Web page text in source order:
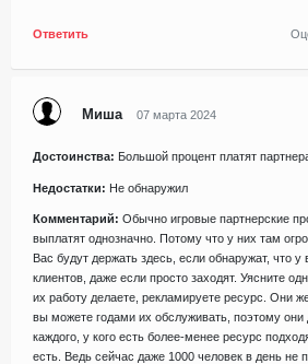
Ответить
Миша 07 марта 2024
Достоинства: Большой процент платят
Недостатки: Не обнаружил
Комментарий: Обычно игровые партнерские
выплатят однозначно. Потому что у них там
Вас будут держать здесь, если обнаружат, что у
клиентов, даже если просто заходят. Уясните
их работу делаете, рекламируете ресурс. Они
вы можете годами их обслуживать, поэтому они
каждого, у кого есть более-менее ресурс
есть. Ведь сейчас даже 1000 человек в день не